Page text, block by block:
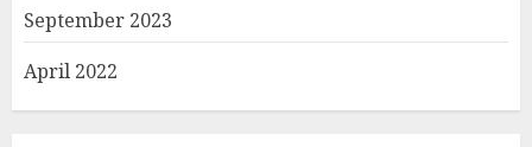
September 2023
April 2022